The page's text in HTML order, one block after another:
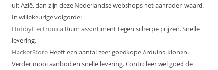
uit Azië, dan zijn deze Nederlandse webshops het aanraden waard.
In willekeurige volgorde:
HobbyElectronica Ruim assortiment tegen scherpe prijzen. Snelle
levering.
HackerStore Heeft een aantal zeer goedkope Arduino klonen.
Verder mooi aanbod en snelle levering. Controleer wel goed de